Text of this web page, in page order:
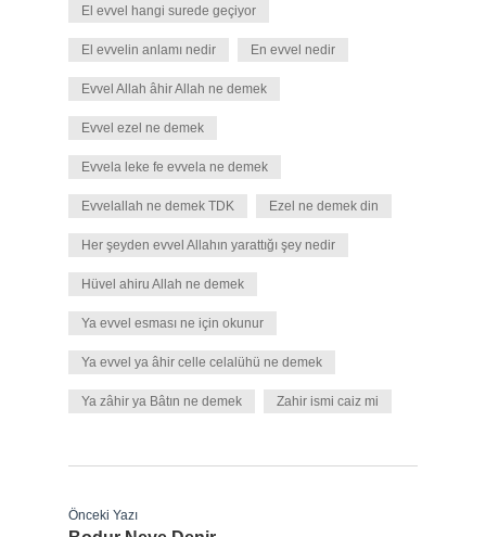
El evvel hangi surede geçiyor
El evvelin anlamı nedir En evvel nedir
Evvel Allah âhir Allah ne demek
Evvel ezel ne demek
Evvela leke fe evvela ne demek
Evvelallah ne demek TDK Ezel ne demek din
Her şeyden evvel Allahın yarattığı şey nedir
Hüvel ahiru Allah ne demek
Ya evvel esması ne için okunur
Ya evvel ya âhir celle celalühü ne demek
Ya zâhir ya Bâtın ne demek Zahir ismi caiz mi
Önceki Yazı